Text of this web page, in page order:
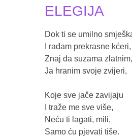
ELEGIJA
Dok ti se umilno
I rađam prekrasne kćeri,
Znaj da suzama zlatnim,
Ja hranim svoje zvijeri,
Koje sve jače zavijaju
I traže me sve više,
Neću ti lagati, mili,
Samo ću pjevati tiše.